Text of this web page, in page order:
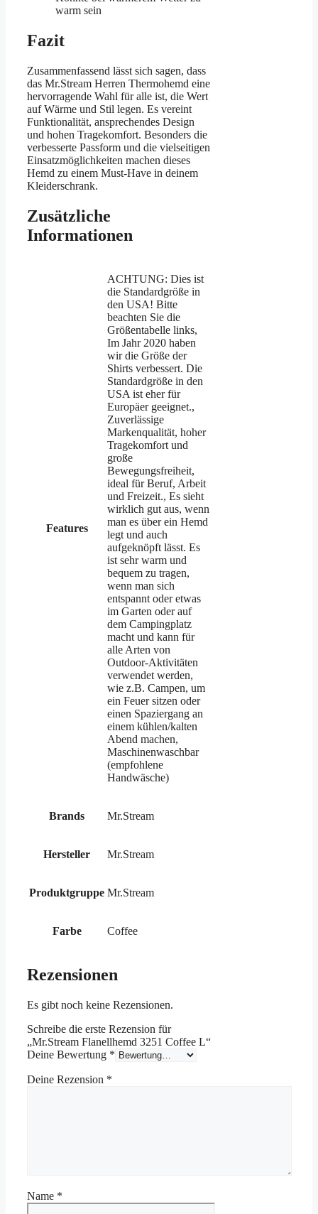
warm sein
Fazit
Zusammenfassend lässt sich sagen, dass
das Mr.Stream Herren Thermohemd eine
hervorragende Wahl für alle ist, die Wert
auf Wärme und Stil legen. Es vereint
Funktionalität, ansprechendes Design
und hohen Tragekomfort. Besonders die
verbesserte Passform und die vielseitigen
Einsatzmöglichkeiten machen dieses
Hemd zu einem Must-Have in deinem
Kleiderschrank.
Zusätzliche
Informationen
Features
ACHTUNG: Dies ist
die Standardgröße in
den USA! Bitte
beachten Sie die
Größentabelle links,
Im Jahr 2020 haben
wir die Größe der
Shirts verbessert. Die
Standardgröße in den
USA ist eher für
Europäer geeignet.,
Zuverlässige
Markenqualität, hoher
Tragekomfort und
große
Bewegungsfreiheit,
ideal für Beruf, Arbeit
und Freizeit., Es sieht
wirklich gut aus, wenn
man es über ein Hemd
legt und auch
aufgeknöpft lässt. Es
ist sehr warm und
bequem zu tragen,
wenn man sich
entspannt oder etwas
im Garten oder auf
dem Campingplatz
macht und kann für
alle Arten von
Outdoor-Aktivitäten
verwendet werden,
wie z.B. Campen, um
ein Feuer sitzen oder
einen Spaziergang an
einem kühlen/kalten
Abend machen,
Maschinenwaschbar
(empfohlene
Handwäsche)
Brands Mr.Stream
Hersteller Mr.Stream
Produktgruppe Mr.Stream
Farbe Coffee
Rezensionen
Es gibt noch keine Rezensionen.
Schreibe die erste Rezension für
„Mr.Stream Flanellhemd 3251 Coffee L“
Deine Bewertung *
Deine Rezension *
Name *